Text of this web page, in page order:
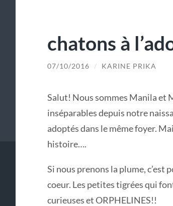
chatons à
07/10/2016 / KARINE PRIKA
Salut! Nous sommes Manila et
inséparables depuis notre
adoptés dans le même foyer.
histoire….
Si nous prenons la plume, c’est
coeur. Les petites tigrées qui
curieuses et ORPHELINES!!